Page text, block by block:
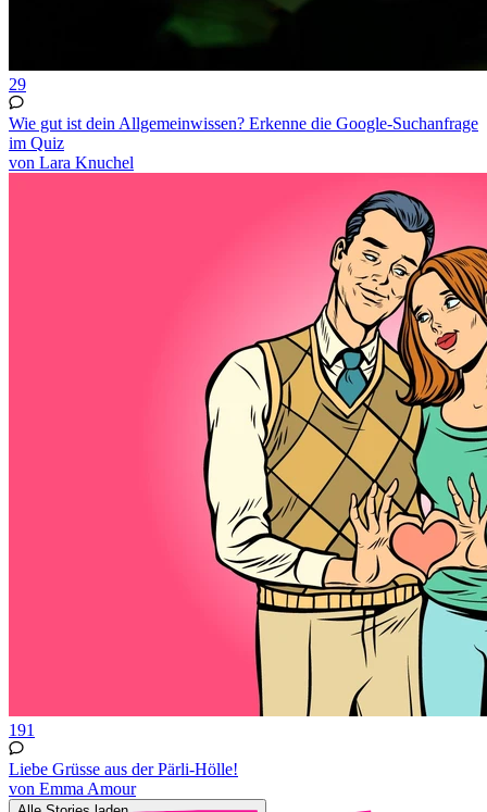
29
Wie gut ist dein Allgemeinwissen? Erkenne die Google-Suchanfrage
im Quiz
von Lara Knuchel
191
Liebe Grüsse aus der Pärli-Hölle!
von Emma Amour